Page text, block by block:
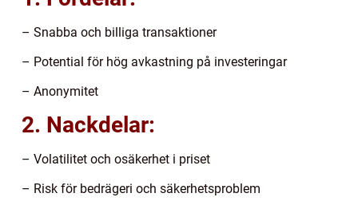
– Snabba och billiga transaktioner
– Potential för hög avkastning på investeringar
– Anonymitet
2. Nackdelar:
– Volatilitet och osäkerhet i priset
– Risk för bedrägeri och säkerhetsproblem